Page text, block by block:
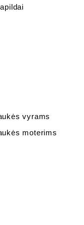
vyrams
moterims